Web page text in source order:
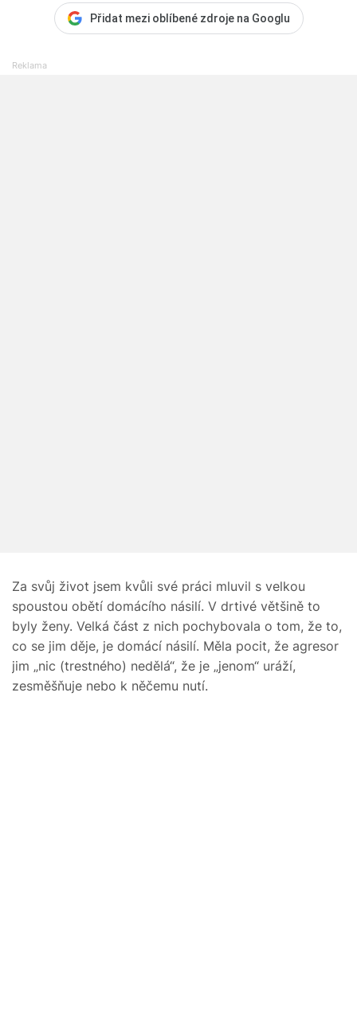
Přidat mezi oblíbené zdroje na Googlu
Za svůj život jsem kvůli své práci mluvil s velkou
spoustou obětí domácího násilí. V drtivé většině to
byly ženy. Velká část z nich pochybovala o tom, že to,
co se jim děje, je domácí násilí. Měla pocit, že agresor
jim „nic (trestného) nedělá“, že je „jenom“ uráží,
zesměšňuje nebo k něčemu nutí.